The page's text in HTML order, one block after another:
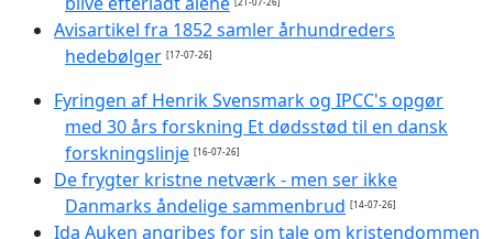
Avisartikel fra 1852 samler århundreders
hedebølger [17-07-26]
Fyringen af Henrik Svensmark og IPCC's opgør
med 30 års forskning Et dødsstød til en dansk
forskningslinje [16-07-26]
De frygter kristne netværk - men ser ikke
Danmarks åndelige sammenbrud [14-07-26]
Ida Auken angribes for sin tale om kristendommen